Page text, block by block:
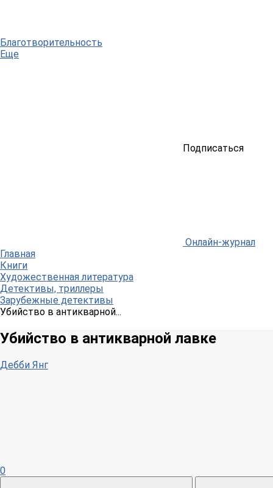
Благотворительность
Еще
Подписаться
Онлайн-журнал
Главная
Книги
Художественная литература
Детективы, триллеры
Зарубежные детективы
Убийство в антикварной...
Убийство в антикварной лавке
Дебби Янг
0